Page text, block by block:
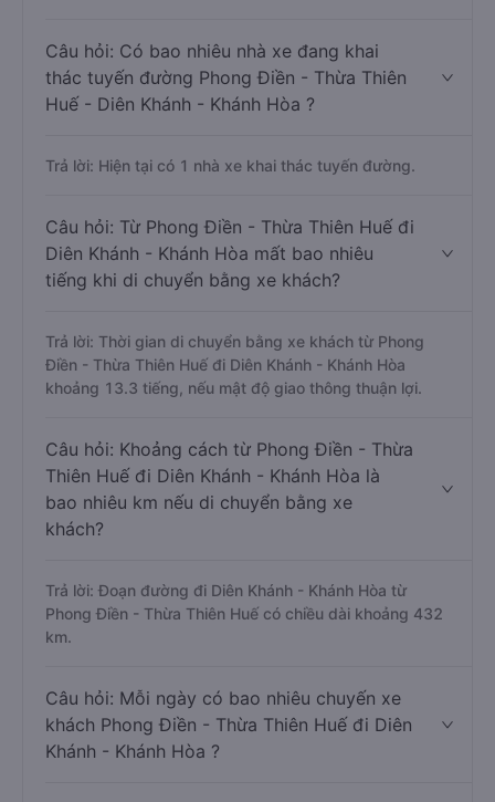
Câu hỏi: Có bao nhiêu nhà xe đang khai
thác tuyến đường Phong Điền - Thừa Thiên
Huế - Diên Khánh - Khánh Hòa ?
Trả lời: Hiện tại có 1 nhà xe khai thác tuyến đường.
Câu hỏi: Từ Phong Điền - Thừa Thiên Huế đi
Diên Khánh - Khánh Hòa mất bao nhiêu
tiếng khi di chuyển bằng xe khách?
Trả lời: Thời gian di chuyển bằng xe khách từ Phong
Điền - Thừa Thiên Huế đi Diên Khánh - Khánh Hòa
khoảng 13.3 tiếng, nếu mật độ giao thông thuận lợi.
Câu hỏi: Khoảng cách từ Phong Điền - Thừa
Thiên Huế đi Diên Khánh - Khánh Hòa là
bao nhiêu km nếu di chuyển bằng xe
khách?
Trả lời: Đoạn đường đi Diên Khánh - Khánh Hòa từ
Phong Điền - Thừa Thiên Huế có chiều dài khoảng 432
km.
Câu hỏi: Mỗi ngày có bao nhiêu chuyến xe
khách Phong Điền - Thừa Thiên Huế đi Diên
Khánh - Khánh Hòa ?